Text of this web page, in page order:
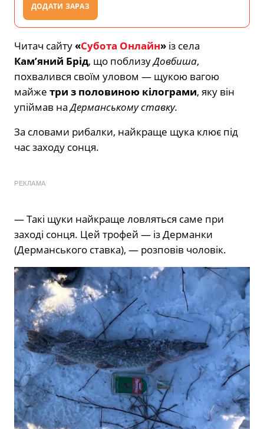
ДОДАТИ ЗАРАЗ
Читач сайту«Субота Онлайн» із села
Кам’яний Брід, що поблизуДовбиша,
похвалився своїм уловом — щукою вагою
майже три з половиною кілограми, яку він
упіймав наДерманському ставку.
За словами рибалки, найкраще щука клює під
час заходу сонця.
РЕКЛАМА
— Такі щуки найкраще ловляться саме при
заході сонця. Цей трофей — із Дерманки
(Дерманського ставка), — розповів чоловік.